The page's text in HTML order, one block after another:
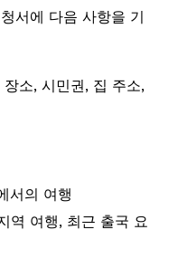
서에 다음 사항을 기
소, 시민권, 집 주소,
서의 여행
역 여행, 최근 출국 요